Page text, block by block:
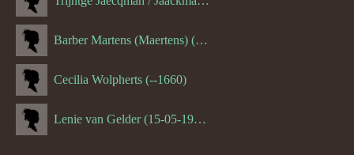
Barber Martens (Maertens) (--1658)
Cecilia Wolpherts (--1660)
Lenie van Gelder (15-05-1970)